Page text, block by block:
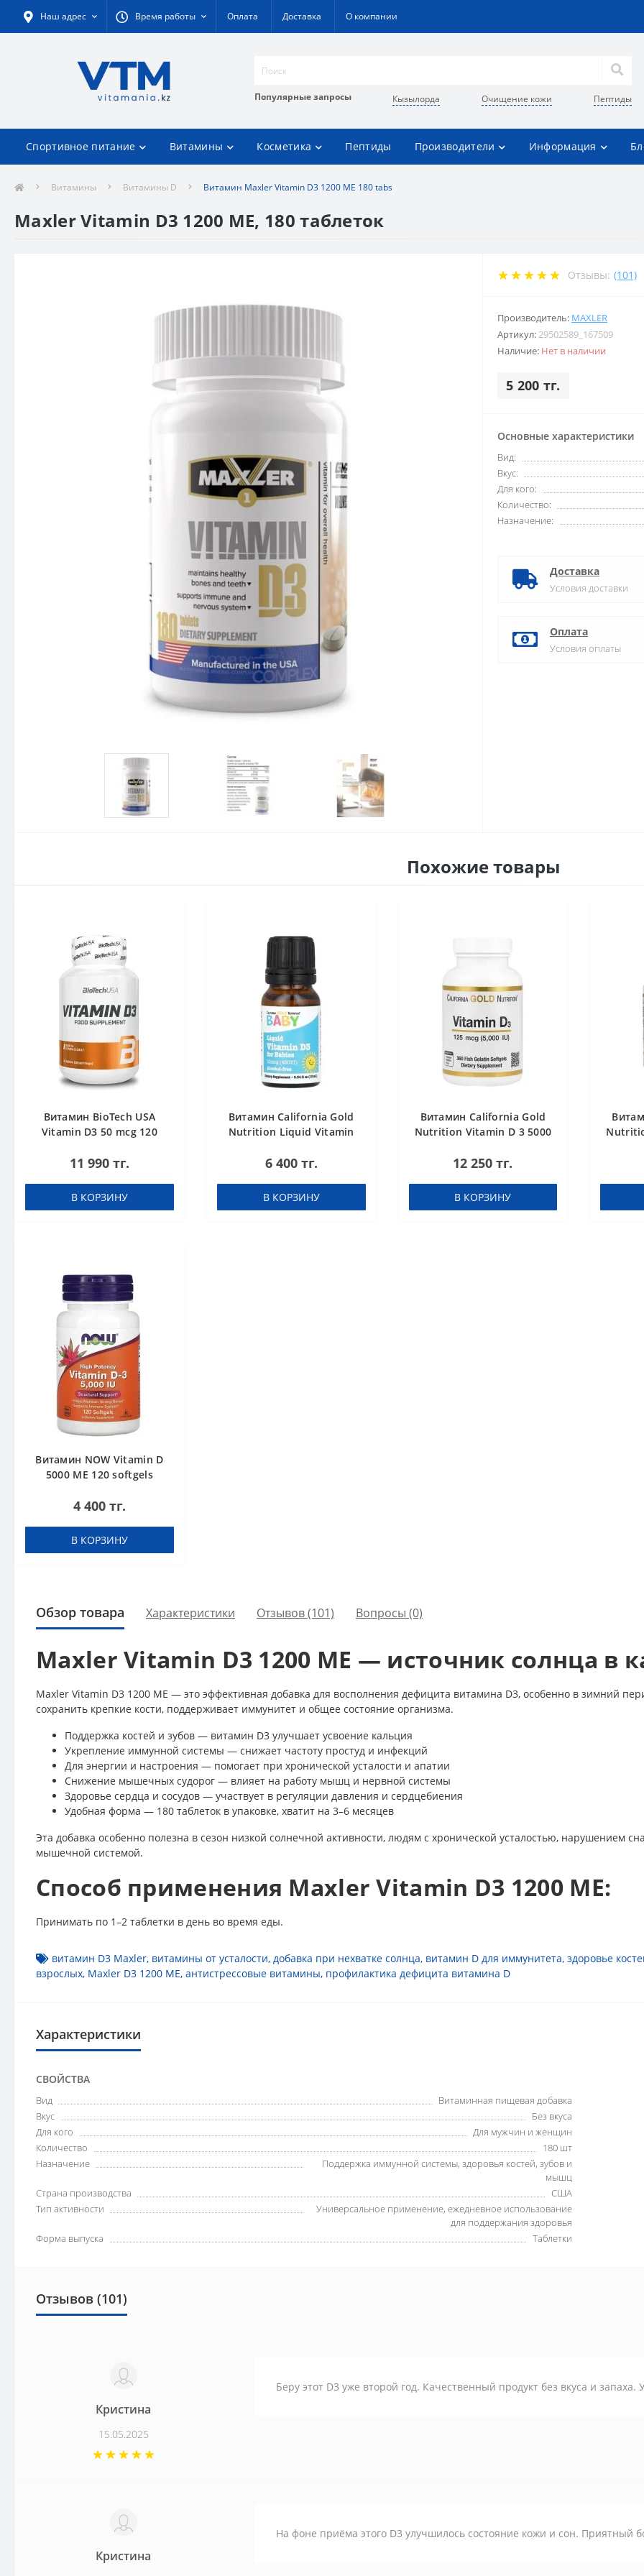
Наш адрес Время работы Оплата Доставка О компании
Популярные запросы Кызылорда Очищение кожи Пептиды
Спортивное питание Витамины Косметика Пептиды Производители Информация
Витамины Витамины D Витамин Maxler Vitamin D3 1200 ME 180 tabs
Maxler Vitamin D3 1200 ME, 180 таблеток
Отзывы: (101)
Производитель: MAXLER
Артикул:29502589_167509
Наличие: Нет в наличии
5 200 тг.
Основные характеристики
Вид:
Вкус:
Для кого:
Количество:
Назначение:
Доставка
Условия доставки
Оплата
Условия оплаты
Похожие товары
Витамин BioTech USA
Vitamin D3 50 mcg 120
11 990 тг.
В КОРЗИНУ
Витамин California Gold
Nutrition Liquid Vitamin
IU капли 10
6 400 тг.
В КОРЗИНУ
Витамин California Gold
Nutrition Vitamin D 3 5000
12 250 тг.
В КОРЗИНУ
Витамин NOW Vitamin D
5000 ME 120 softgels
4 400 тг.
В КОРЗИНУ
Обзор товара Характеристики Отзывов (101) Вопросы (0)
Maxler Vitamin D3 1200 МЕ — источник солнца в
Maxler Vitamin D3 1200 МЕ — это эффективная добавка для восполнения дефицита витамина D3, особенно в зимний
сохранить крепкие кости, поддерживает иммунитет и общее состояние организма.
Поддержка костей и зубов — витамин D3 улучшает усвоение кальция
Укрепление иммунной системы — снижает частоту простуд и инфекций
Для энергии и настроения — помогает при хронической усталости и апатии
Снижение мышечных судорог — влияет на работу мышц и нервной системы
Здоровье сердца и сосудов — участвует в регуляции давления и сердцебиения
Удобная форма — 180 таблеток в упаковке, хватит на 3–6 месяцев
Эта добавка особенно полезна в сезон низкой солнечной активности, людям с хронической усталостью, нарушением
мышечной системой.
Способ применения Maxler Vitamin D3 1200 МЕ:
Принимать по 1–2 таблетки в день во время еды.
витамин D3 Maxler, витамины от усталости, добавка при нехватке солнца, витамин D для иммунитета, здоровье
взрослых, Maxler D3 1200 МЕ, антистрессовые витамины, профилактика дефицита витамина D
Характеристики
СВОЙСТВА
Вид
Витаминная пищевая добавка
Вкус
Без вкуса
Для кого
Для мужчин и женщин
Количество
180 шт
Назначение
Поддержка иммунной системы, здоровья костей, зубов и
мышц
Страна производства
США
Тип активности
Универсальное применение, ежедневное использование
для поддержания здоровья
Форма выпуска
Таблетки
Отзывов (101)
Кристина
15.05.2025
Беру этот D3 уже второй год. Качественный продукт без вкуса и
Кристина
На фоне приёма этого D3 улучшилось состояние кожи и сон. Приятный